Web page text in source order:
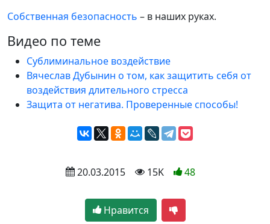
Собственная безопасность – в наших руках.
Видео по теме
Сублиминальное воздействие
Вячеслав Дубынин о том, как защитить себя от
воздействия длительного стресса
Защита от негатива. Проверенные способы!
20.03.2015 15K 48
Нравится